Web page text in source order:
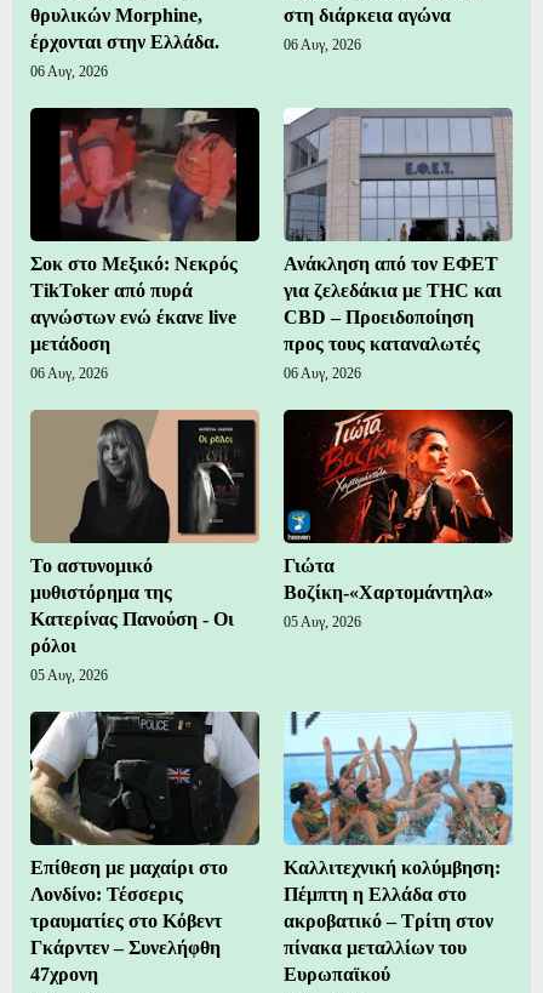
θρυλικών Morphine,
έρχονται στην Ελλάδα.
06 Αυγ, 2026
στη διάρκεια αγώνα
06 Αυγ, 2026
Σοκ στο Μεξικό: Νεκρός
TikToker από πυρά
αγνώστων ενώ έκανε live
μετάδοση
06 Αυγ, 2026
Ανάκληση από τον ΕΦΕΤ
για ζελεδάκια με THC και
CBD – Προειδοποίηση
προς τους καταναλωτές
06 Αυγ, 2026
Το αστυνομικό
μυθιστόρημα της
Κατερίνας Πανούση - Οι
ρόλοι
05 Αυγ, 2026
Γιώτα
Βοζίκη-«Χαρτομάντηλα»
05 Αυγ, 2026
Επίθεση με μαχαίρι στο
Λονδίνο: Τέσσερις
τραυματίες στο Κόβεντ
Γκάρντεν – Συνελήφθη
47χρονη
Καλλιτεχνική κολύμβηση:
Πέμπτη η Ελλάδα στο
ακροβατικό – Τρίτη στον
πίνακα μεταλλίων του
Ευρωπαϊκού